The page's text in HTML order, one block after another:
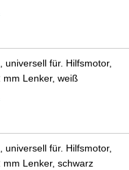
universell für. Hilfsmotor,
Lenker, weiß
universell für. Hilfsmotor,
Lenker, schwarz